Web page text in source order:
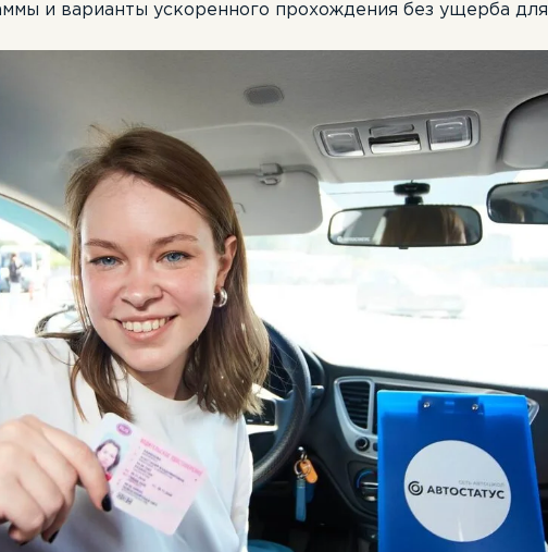
и варианты ускоренного прохождения без ущерба для